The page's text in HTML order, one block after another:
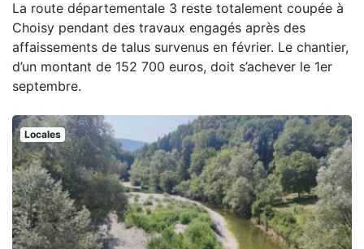
La route départementale 3 reste totalement coupée à
Choisy pendant des travaux engagés après des
affaissements de talus survenus en février. Le chantier,
d’un montant de 152 700 euros, doit s’achever le 1er
septembre.
Locales